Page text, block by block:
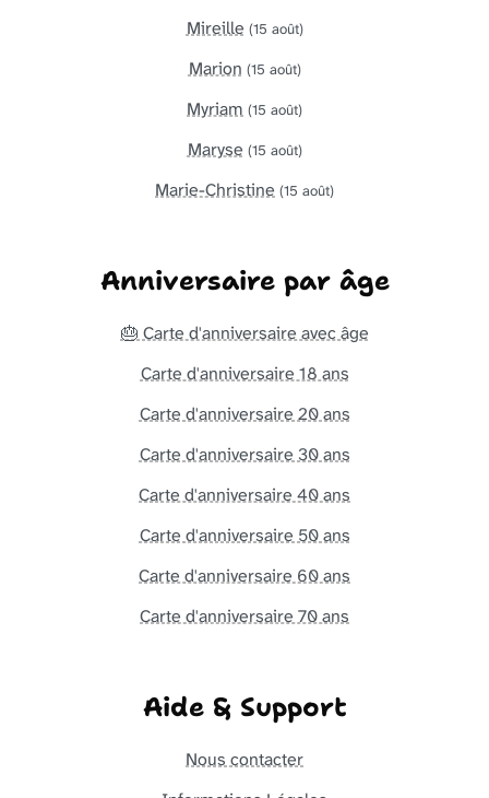
Mireille (15 août)
Marion (15 août)
Myriam (15 août)
Maryse (15 août)
Marie-Christine (15 août)
Anniversaire par âge
🎂 Carte d'anniversaire avec âge
Carte d'anniversaire 18 ans
Carte d'anniversaire 20 ans
Carte d'anniversaire 30 ans
Carte d'anniversaire 40 ans
Carte d'anniversaire 50 ans
Carte d'anniversaire 60 ans
Carte d'anniversaire 70 ans
Aide & Support
Nous contacter